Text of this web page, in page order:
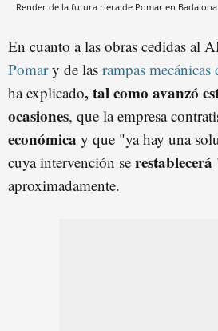
Render de la futura riera de Pomar en Badalona
En cuanto a las obras cedidas al
Pomary de las rampas mecánicas
ha explicado, tal como avanzó
ocasiones, que la empresa
económica y que "ya hay una
cuya intervención se
aproximadamente.